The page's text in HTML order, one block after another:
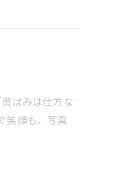
ばみは仕方な
笑顔も、写真